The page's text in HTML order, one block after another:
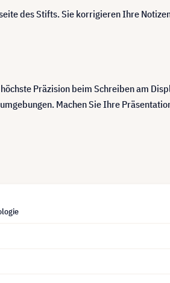
des Stifts. Sie korrigieren Ihre
Präzision beim Schreiben am
Machen Sie Ihre